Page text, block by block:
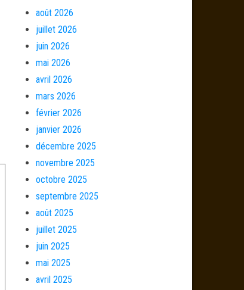
août 2026
juillet 2026
juin 2026
mai 2026
avril 2026
mars 2026
février 2026
janvier 2026
décembre 2025
novembre 2025
octobre 2025
septembre 2025
août 2025
juillet 2025
juin 2025
mai 2025
avril 2025